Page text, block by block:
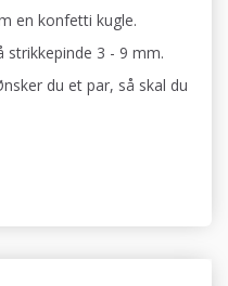
en konfetti kugle.
strikkepinde 3 - 9 mm.
du et par, så skal du